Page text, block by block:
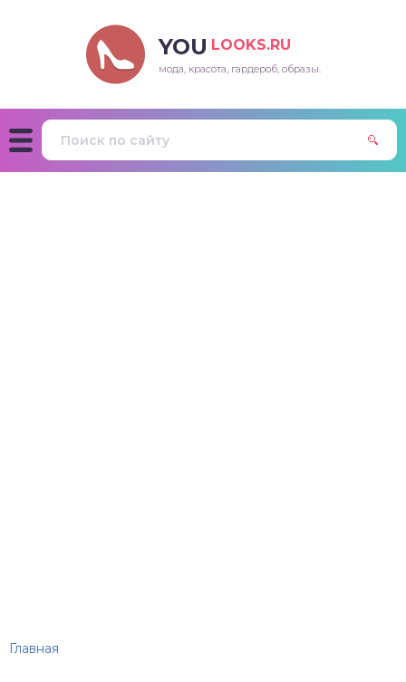
YOU LOOKS.RU
мода, красота, гардероб, образы.
Главная